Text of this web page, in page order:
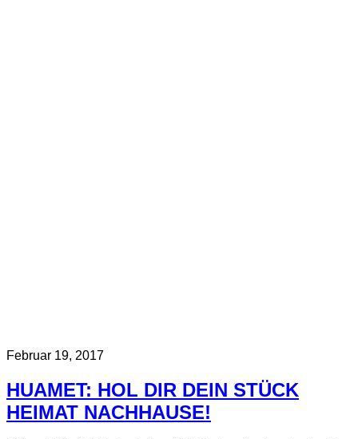
Februar 19, 2017
HUAMET: HOL DIR DEIN STÜCK
HEIMAT NACHHAUSE!